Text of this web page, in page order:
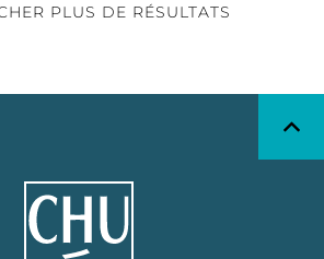
PLUS DE RÉSULTATS